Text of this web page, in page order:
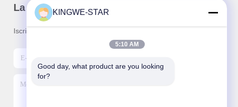
La nostra newsletter
Iscriviti alla nostra newsletter per sconti e altro.
KINGWE-STAR
5:10 AM
Good day, what product are you looking
for?